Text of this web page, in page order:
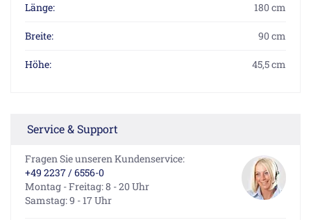
Länge: 180 cm
Breite: 90 cm
Höhe: 45,5 cm
Service & Support
Fragen Sie unseren Kundenservice:
+49 2237 / 6556-0
Montag - Freitag: 8 - 20 Uhr
Samstag: 9 - 17 Uhr